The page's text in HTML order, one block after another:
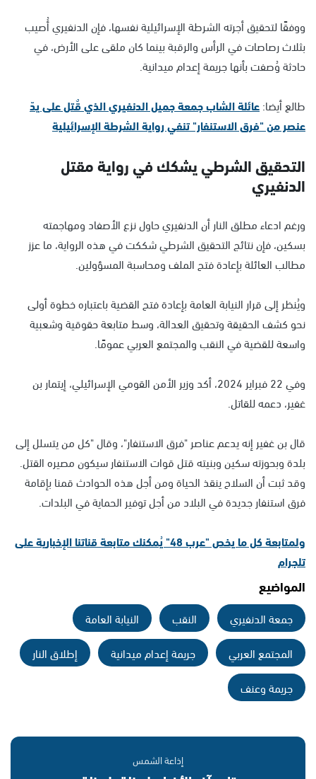
ووفقًا لتحقيق أجرته الشرطة الإسرائيلية نفسها، فإن الدنفيري أُصيب
بثلاث رصاصات في الرأس والرقبة بينما كان ملقى على الأرض، في
حادثة وُصفت بأنها جريمة إعدام ميدانية.
طالع أيضا:عائلة الشاب جمعة جميل الدنفيري الذي قٌتل على يدّ
عنصر من "فرق الاستنفار" تنفي رواية الشرطة الإسرائيلية
التحقيق الشرطي يشكك في رواية مقتل
الدنفيري
ورغم ادعاء مطلق النار أن الدنفيري حاول نزع الأصفاد ومهاجمته
بسكين، فإن نتائج التحقيق الشرطي شككت في هذه الرواية، ما عزز
مطالب العائلة بإعادة فتح الملف ومحاسبة المسؤولين.
ويُنظر إلى قرار النيابة العامة بإعادة فتح القضية باعتباره خطوة أولى
نحو كشف الحقيقة وتحقيق العدالة، وسط متابعة حقوقية وشعبية
واسعة للقضية في النقب والمجتمع العربي عمومًا.
وفي 22 فبراير 2024، أكد وزير الأمن القومي الإسرائيلي، إيتمار بن
غفير، دعمه للقاتل.
قال بن غفير إنه يدعم عناصر "فرق الاستنفار"، وقال "كل من يتسلل إلى
بلدة وبحوزته سكين وبنيته قتل قوات الاستنفار سيكون مصيره القتل.
وقد ثبت أن السلاح ينقذ الحياة ومن أجل هذه الحوادث قمنا بإقامة
فرق استنفار جديدة في البلاد من أجل توفير الحماية في البلدات.
ولمتابعة كل ما يخص "عرب 48" يُمكنك متابعة قناتنا الإخبارية على
تلجرام
المواضيع
جمعة الدنفيري النقب
النيابة العامة
المجتمع العربي
جريمة إعدام ميدانية
إطلاق النار
جريمة وعنف
إذاعة الشمس